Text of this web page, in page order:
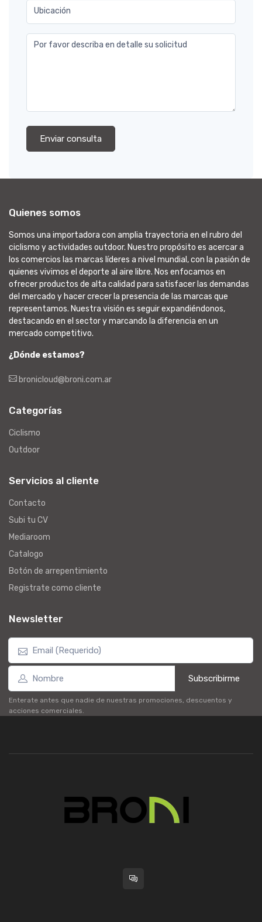
Ubicación
Por favor describa en detalle su solicitud
Enviar consulta
Quienes somos
Somos una importadora con amplia trayectoria en el rubro del
ciclismo y actividades outdoor. Nuestro propósito es acercar a
los comercios las marcas líderes a nivel mundial, con la pasión de
quienes vivimos el deporte al aire libre. Nos enfocamos en
ofrecer productos de alta calidad para satisfacer las demandas
del mercado y hacer crecer la presencia de las marcas que
representamos. Nuestra visión es seguir expandiéndonos,
destacando en el sector y marcando la diferencia en un
mercado competitivo.
¿Dónde estamos?
bronicloud@broni.com.ar
Categorías
Ciclismo
Outdoor
Servicios al cliente
Contacto
Subi tu CV
Mediaroom
Catalogo
Botón de arrepentimiento
Registrate como cliente
Newsletter
Subscribirme
Enterate antes que nadie de nuestras promociones, descuentos y
acciones comerciales.